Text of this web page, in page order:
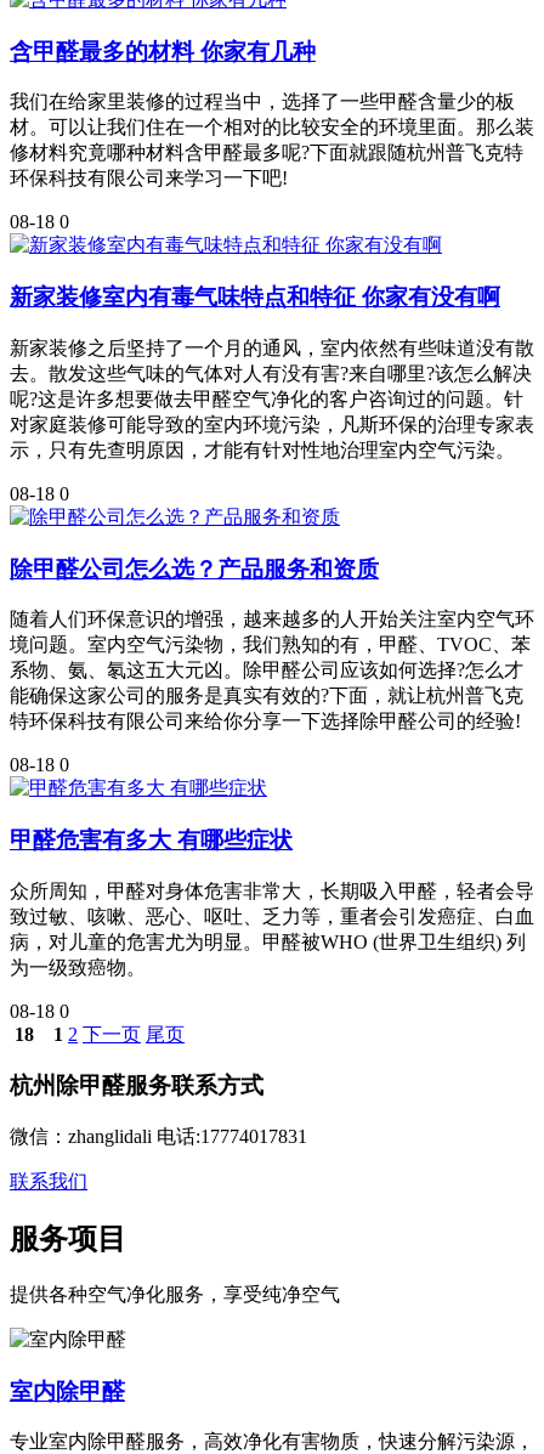
含甲醛最多的材料 你家有几种
我们在给家里装修的过程当中，选择了一些甲醛含量少的板
材。可以让我们住在一个相对的比较安全的环境里面。那么装
修材料究竟哪种材料含甲醛最多呢?下面就跟随杭州普飞克特
环保科技有限公司来学习一下吧!
08-18 0
新家装修室内有毒气味特点和特征 你家有没有啊
新家装修之后坚持了一个月的通风，室内依然有些味道没有散
去。散发这些气味的气体对人有没有害?来自哪里?该怎么解决
呢?这是许多想要做去甲醛空气净化的客户咨询过的问题。针
对家庭装修可能导致的室内环境污染，凡斯环保的治理专家表
示，只有先查明原因，才能有针对性地治理室内空气污染。
08-18 0
除甲醛公司怎么选？产品服务和资质
随着人们环保意识的增强，越来越多的人开始关注室内空气环
境问题。室内空气污染物，我们熟知的有，甲醛、TVOC、苯
系物、氨、氡这五大元凶。除甲醛公司应该如何选择?怎么才
能确保这家公司的服务是真实有效的?下面，就让杭州普飞克
特环保科技有限公司来给你分享一下选择除甲醛公司的经验!
08-18 0
甲醛危害有多大 有哪些症状
众所周知，甲醛对身体危害非常大，长期吸入甲醛，轻者会导
致过敏、咳嗽、恶心、呕吐、乏力等，重者会引发癌症、白血
病，对儿童的危害尤为明显。甲醛被WHO (世界卫生组织) 列
为一级致癌物。
08-18 0
18
1 2 下一页 尾页
杭州除甲醛服务联系方式
微信：zhanglidali 电话:17774017831
联系我们
服务项目
提供各种空气净化服务，享受纯净空气
室内除甲醛
专业室内除甲醛服务，高效净化有害物质，快速分解污染源，